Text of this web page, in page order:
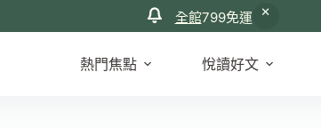
全館799免運
熱門焦點 悅讀好文